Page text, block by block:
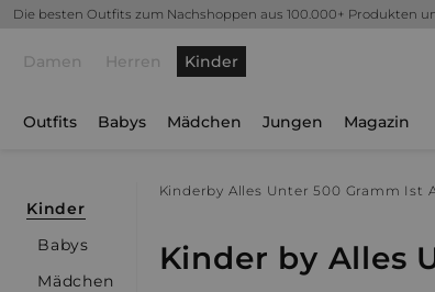
Die besten Outfits zum Nachshoppen aus 100.000+ Produkten
Damen Herren Kinder
Outfits Babys Mädchen Jungen Magazin
Kinder
Babys
Mädchen
Kinderby Alles Unter 500 Gramm Ist
Kinder by Alles